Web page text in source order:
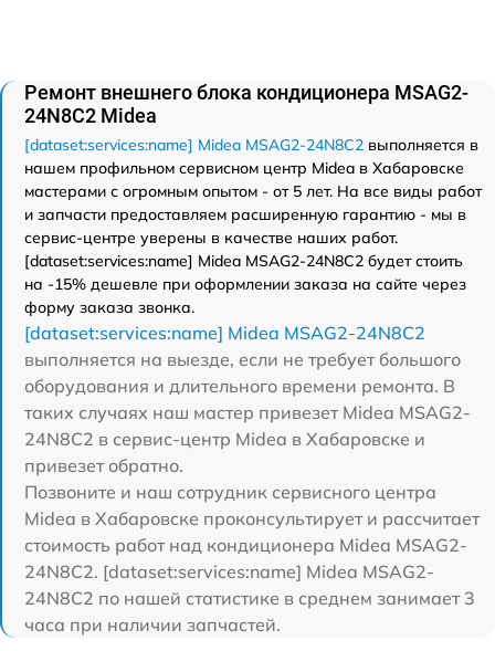
Ремонт внешнего блока кондиционера MSAG2-
24N8C2 Midea
[dataset:services:name] Midea MSAG2-24N8C2 выполняется в
нашем профильном сервисном центр Midea в Хабаровске
мастерами с огромным опытом - от 5 лет. На все виды работ
и запчасти предоставляем расширенную гарантию - мы в
сервис-центре уверены в качестве наших работ.
[dataset:services:name] Midea MSAG2-24N8C2 будет стоить
на -15% дешевле при оформлении заказа на сайте через
форму заказа звонка.
[dataset:services:name] Midea MSAG2-24N8C2
выполняется на выезде, если не требует большого
оборудования и длительного времени ремонта. В
таких случаях наш мастер привезет Midea MSAG2-
24N8C2 в сервис-центр Midea в Хабаровске и
привезет обратно.
Позвоните и наш сотрудник сервисного центра
Midea в Хабаровске проконсультирует и рассчитает
стоимость работ над кондиционера Midea MSAG2-
24N8C2. [dataset:services:name] Midea MSAG2-
24N8C2 по нашей статистике в среднем занимает 3
часа при наличии запчастей.